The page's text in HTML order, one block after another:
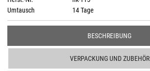
Umtausch
14 Tage
BESCHREIBUNG
VERPACKUNG UND ZUBEHÖR